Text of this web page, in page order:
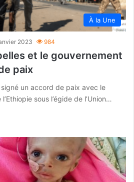
À la Une
2023 984
et le gouvernement
paix
un accord de paix avec le
sous l’égide de l’Union…